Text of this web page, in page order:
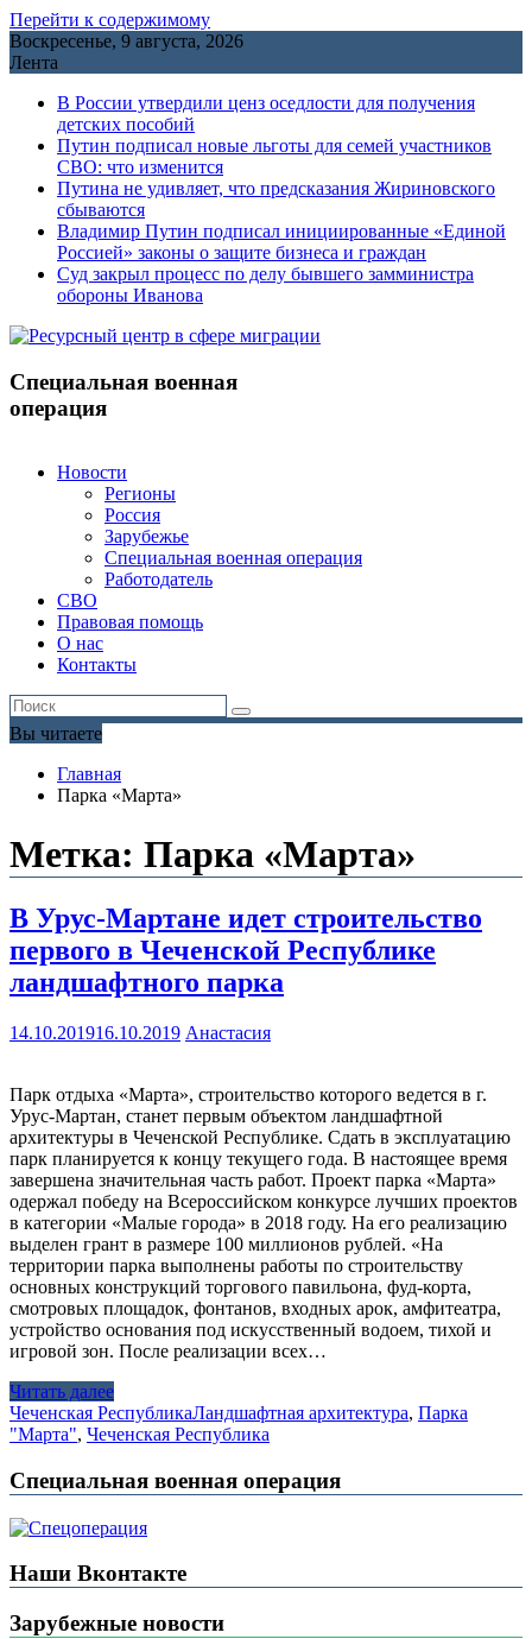
Перейти к содержимому
Воскресенье, 9 августа, 2026
Лента
В России утвердили ценз оседлости для получения
детских пособий
Путин подписал новые льготы для семей участников
СВО: что изменится
Путина не удивляет, что предсказания Жириновского
сбываются
Владимир Путин подписал инициированные «Единой
Россией» законы о защите бизнеса и граждан
Cуд закрыл процесс по делу бывшего замминистра
обороны Иванова
Специальная военная
операция
Новости
Регионы
Россия
Зарубежье
Специальная военная операция
Работодатель
СВО
Правовая помощь
О нас
Контакты
Вы читаете
Главная
Парка «Марта»
Метка: Парка «Марта»
В Урус-Мартане идет строительство
первого в Чеченской Республике
ландшафтного парка
14.10.201916.10.2019 Анастасия
Парк отдыха «Марта», строительство которого ведется в г.
Урус-Мартан, станет первым объектом ландшафтной
архитектуры в Чеченской Республике. Сдать в эксплуатацию
парк планируется к концу текущего года. В настоящее время
завершена значительная часть работ. Проект парка «Марта»
одержал победу на Всероссийском конкурсе лучших проектов
в категории «Малые города» в 2018 году. На его реализацию
выделен грант в размере 100 миллионов рублей. «На
территории парка выполнены работы по строительству
основных конструкций торгового павильона, фуд-корта,
смотровых площадок, фонтанов, входных арок, амфитеатра,
устройство основания под искусственный водоем, тихой и
игровой зон. После реализации всех…
Читать далее
Чеченская РеспубликаЛандшафтная архитектура, Парка
"Марта", Чеченская Республика
Специальная военная операция
Наши Вконтакте
Зарубежные новости